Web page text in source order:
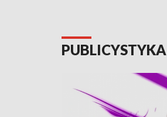
PUBLICYSTYKA